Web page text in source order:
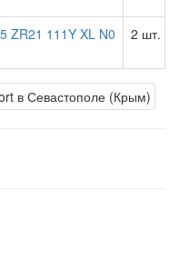
ZR21 111Y XL N0
2 шт.